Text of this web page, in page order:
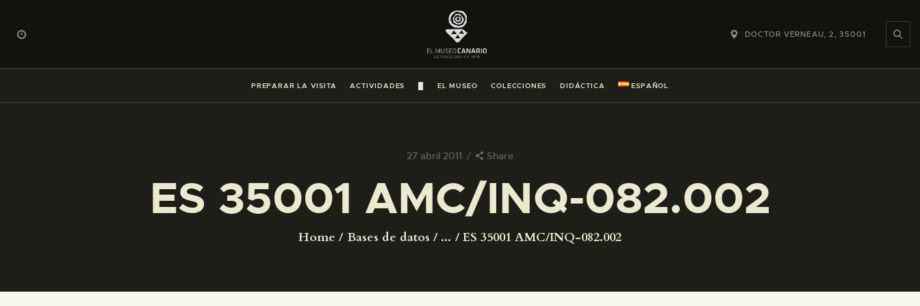
DOCTOR VERNEAU, 2, 35001
PREPARAR LA VISITA ACTIVIDADES EL MUSEO COLECCIONES DIDÁCTICA ESPAÑOL
27 abril 2011 Share
ES 35001 AMC/INQ-082.002
Home Bases de datos ... ES 35001 AMC/INQ-082.002
PREPARAR LA VISITA
ACTIVIDADES
█
COLECCIONES
DIDÁCTICA